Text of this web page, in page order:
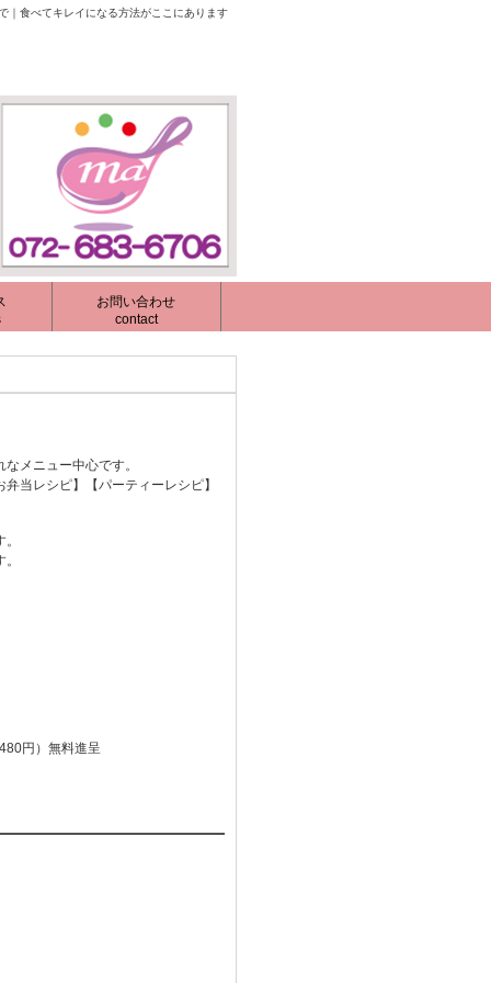
｜食べてキレイになる方法がここにあります
お問い合わせ
contact
メニュー中心です。
当レシピ】【パーティーレシピ】
円）無料進呈